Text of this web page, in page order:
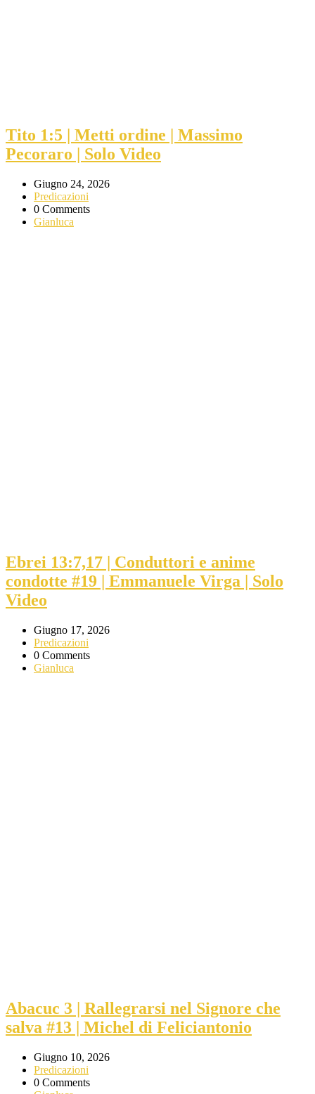
Tito 1:5 | Metti ordine | Massimo
Pecoraro | Solo Video
Giugno 24, 2026
Predicazioni
0 Comments
Gianluca
Ebrei 13:7,17 | Conduttori e anime
condotte #19 | Emmanuele Virga | Solo
Video
Giugno 17, 2026
Predicazioni
0 Comments
Gianluca
Abacuc 3 | Rallegrarsi nel Signore che
salva #13 | Michel di Feliciantonio
Giugno 10, 2026
Predicazioni
0 Comments